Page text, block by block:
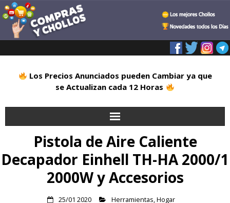
Los Precios Anunciados pueden Cambiar ya que
se Actualizan cada 12 Horas
Alimentación
Pistola de Aire Caliente
Decapador Einhell TH-HA 2000/1
2000W y Accesorios
25/01 2020 Herramientas,Hogar